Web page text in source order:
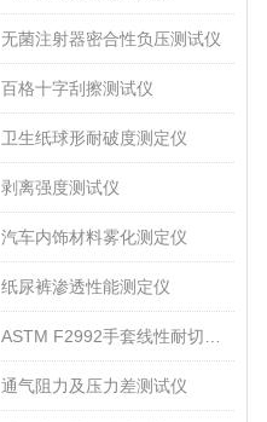
无菌注射器密合性负压测试仪
百格十字刮擦测试仪
卫生纸球形耐破度测定仪
剥离强度测试仪
汽车内饰材料雾化测定仪
纸尿裤渗透性能测定仪
通气阻力及压力差测试仪